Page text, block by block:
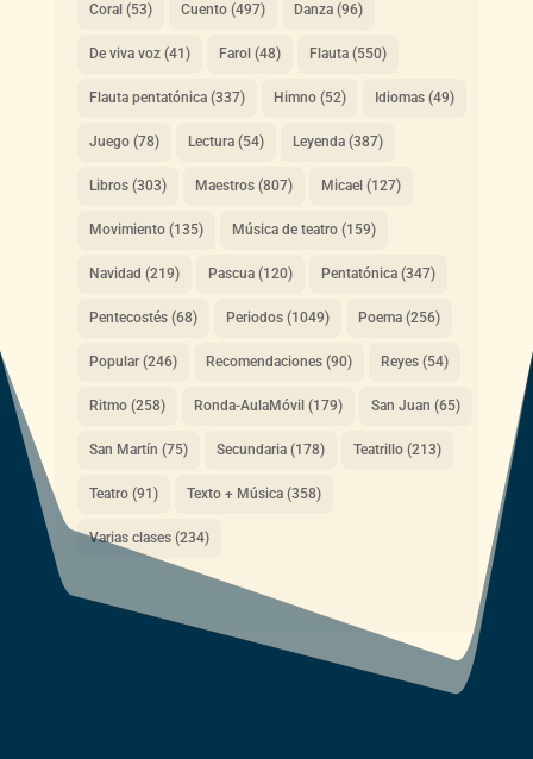
Coral (53) Cuento(497) Danza(96)
De viva voz(41) Farol (48) Flauta(550)
Flauta pentatónica(337) Himno(52) Idiomas(49)
Juego(78) Lectura(54) Leyenda(387)
Libros(303) Maestros(807) Micael (127)
Movimiento(135) Música de teatro(159)
Navidad (219) Pascua(120) Pentatónica(347)
Pentecostés(68) Periodos(1049) Poema(256)
Popular(246) Recomendaciones(90) Reyes(54)
Ritmo(258) Ronda-AulaMóvil (179) San Juan (65)
San Martín (75) Secundaria(178) Teatrillo(213)
Teatro(91) Texto + Música(358)
Varias clases(234)